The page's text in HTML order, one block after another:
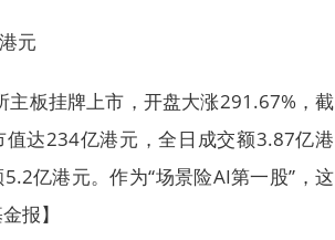
元
板挂牌上市，开盘大涨291.67%，截
达234亿港元，全日成交额3.87亿港
亿港元。作为“场景险AI第一股”，这
报】